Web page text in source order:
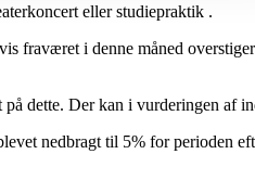
eller studiepraktik .
fraværet i denne måned
dette. Der kan i vurderingen af
nedbragt til 5% for perioden